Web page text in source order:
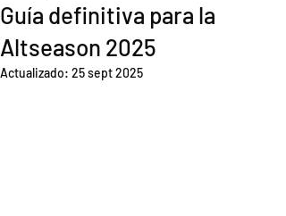
Guía definitiva para la
Altseason 2025
Actualizado: 25 sept 2025